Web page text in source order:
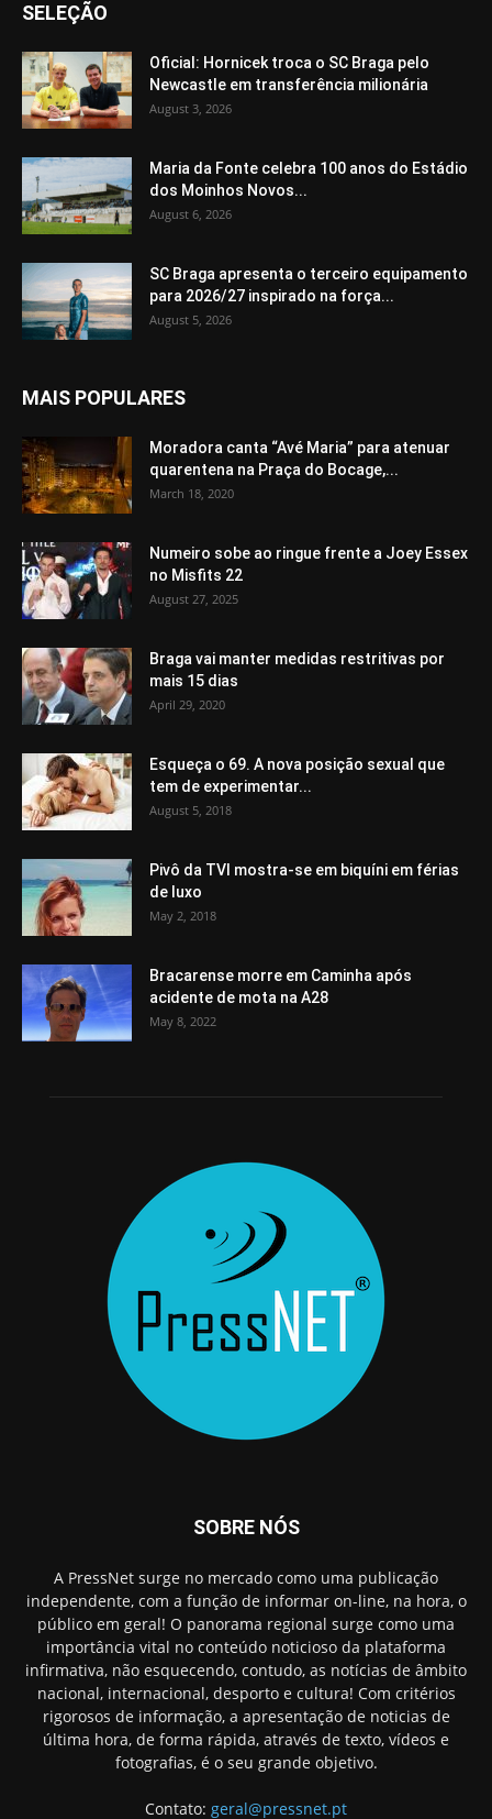
SELEÇÃO
Oficial: Hornicek troca o SC Braga pelo
Newcastle em transferência milionária
August 3, 2026
Maria da Fonte celebra 100 anos do Estádio
dos Moinhos Novos...
August 6, 2026
SC Braga apresenta o terceiro equipamento
para 2026/27 inspirado na força...
August 5, 2026
MAIS POPULARES
Moradora canta “Avé Maria” para atenuar
quarentena na Praça do Bocage,...
March 18, 2020
Numeiro sobe ao ringue frente a Joey Essex
no Misfits 22
August 27, 2025
Braga vai manter medidas restritivas por
mais 15 dias
April 29, 2020
Esqueça o 69. A nova posição sexual que
tem de experimentar...
August 5, 2018
Pivô da TVI mostra-se em biquíni em férias
de luxo
May 2, 2018
Bracarense morre em Caminha após
acidente de mota na A28
May 8, 2022
SOBRE NÓS
A PressNet surge no mercado como uma publicação
independente, com a função de informar on-line, na hora, o
público em geral! O panorama regional surge como uma
importância vital no conteúdo noticioso da plataforma
infirmativa, não esquecendo, contudo, as notícias de âmbito
nacional, internacional, desporto e cultura! Com critérios
rigorosos de informação, a apresentação de noticias de
última hora, de forma rápida, através de texto, vídeos e
fotografias, é o seu grande objetivo.
Contato: geral@pressnet.pt